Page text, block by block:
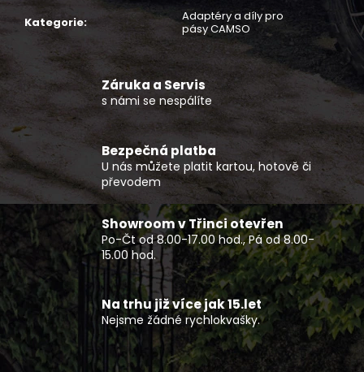
Kategorie:
Adaptéry a díly pro
pásy CAMSO
Záruka a Servis
s námi se nespálíte
Bezpečná platba
U nás můžete platit kartou, hotově či
převodem
Showroom v Třinci otevřen
Po-Čt od 8.00-17.00 hod., Pá od 8.00-
15.00 hod.
Na trhu již více jak 15.let
Nejsme žádné rychlokvašky.
u
u
j
m
e
PRACOVNÍ
ČTYŘKOLKA
GOES
TERROX
1000
LIMITED
EU5+
ČERNÝ
293
990
Kč